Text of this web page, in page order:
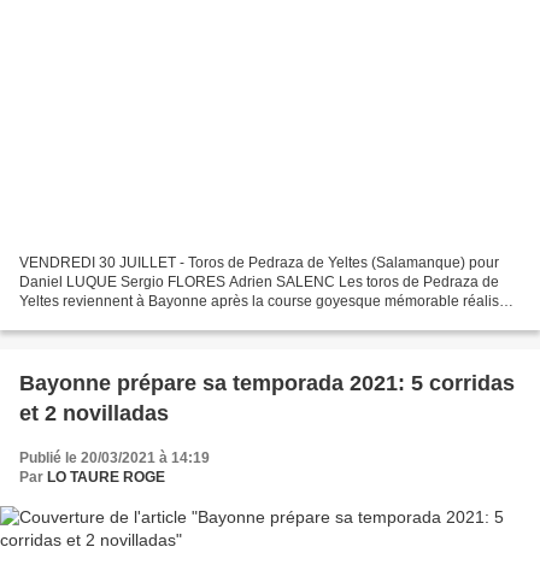
VENDREDI 30 JUILLET - Toros de Pedraza de Yeltes (Salamanque) pour
Daniel LUQUE Sergio FLORES Adrien SALENC Les toros de Pedraza de
Yeltes reviennent à Bayonne après la course goyesque mémorable réalisée
Bayonne prépare sa temporada 2021: 5 corridas
et 2 novilladas
Publié le 20/03/2021 à 14:19
Par LO TAURE ROGE